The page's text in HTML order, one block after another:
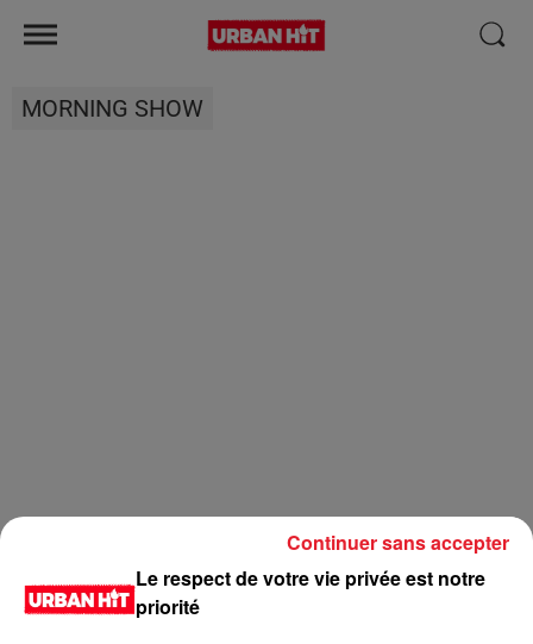
MORNING SHOW
Le respect de votre vie privée est notre
priorité
Continuer sans accepter